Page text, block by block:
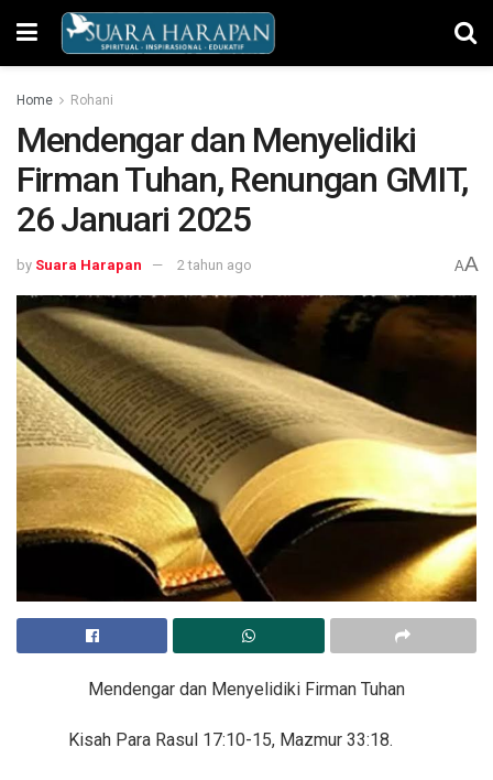
Home Rohani
Mendengar dan Menyelidiki
Firman Tuhan, Renungan GMIT,
26 Januari 2025
by Suara Harapan 2 tahun ago AA
Mendengar dan Menyelidiki Firman Tuhan
Kisah Para Rasul 17:10-15, Mazmur 33:18.